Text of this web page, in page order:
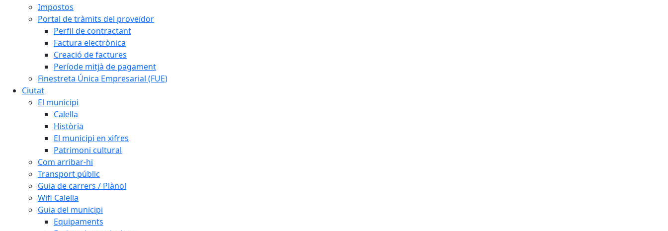
Impostos
Portal de tràmits del proveïdor
Perfil de contractant
Factura electrònica
Creació de factures
Període mitjà de pagament
Finestreta Única Empresarial (FUE)
Ciutat
El municipi
Calella
Història
El municipi en xifres
Patrimoni cultural
Com arribar-hi
Transport públic
Guia de carrers / Plànol
Wifi Calella
Guia del municipi
Equipaments